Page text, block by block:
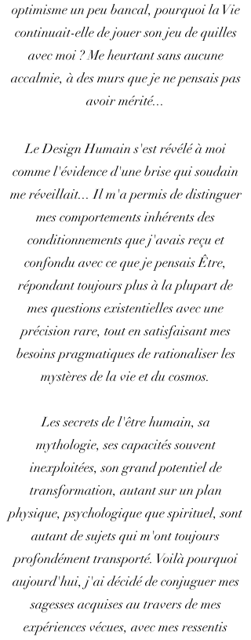
optimisme un peu bancal, pourquoi la Vie
continuait-elle de jouer son jeu de quilles
avec moi ? Me heurtant sans aucune
accalmie, à des murs que je ne pensais pas
avoir mérité...
Le Design Humain s'est révélé à moi
comme l'évidence d'une brise qui soudain
me réveillait... Il m'a permis de distinguer
mes comportements inhérents des
conditionnements que j'avais reçu et
confondu avec ce que je pensais Être,
répondant toujours plus à la plupart de
mes questions existentielles avec une
précision rare, tout en satisfaisant mes
besoins pragmatiques de rationaliser les
mystères de la vie et du cosmos.
Les secrets de l'être humain, sa
mythologie, ses capacités souvent
inexploitées, son grand potentiel de
transformation, autant sur un plan
physique, psychologique que spirituel, sont
autant de sujets qui m'ont toujours
profondément transporté. Voilà pourquoi
aujourd'hui, j'ai décidé de conjuguer mes
sagesses acquises au travers de mes
expériences vécues, avec mes ressentis